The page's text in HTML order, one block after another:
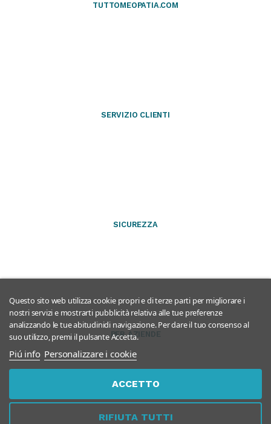
TUTTOMEOPATIA.COM
SERVIZIO CLIENTI
SICUREZZA
PER AZIENDE
Questo sito web utilizza cookie propri e di terze parti per migliorare i
nostri servizi e mostrarti pubblicità relativa alle tue preferenze
analizzando le tue abitudinidi navigazione. Per dare il tuo consenso al
suo utilizzo, premi il pulsante Accetta.
Piú info Personalizzare i cookie
RIFIUTA TUTTI
ACCETTO